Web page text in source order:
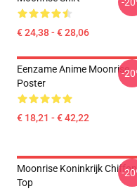
€ 24,38 - € 28,06
Eenzame Anime Moonrise
Poster
€ 18,21 - € 42,22
-
Moonrise Koninkrijk Chiffon
Top
-